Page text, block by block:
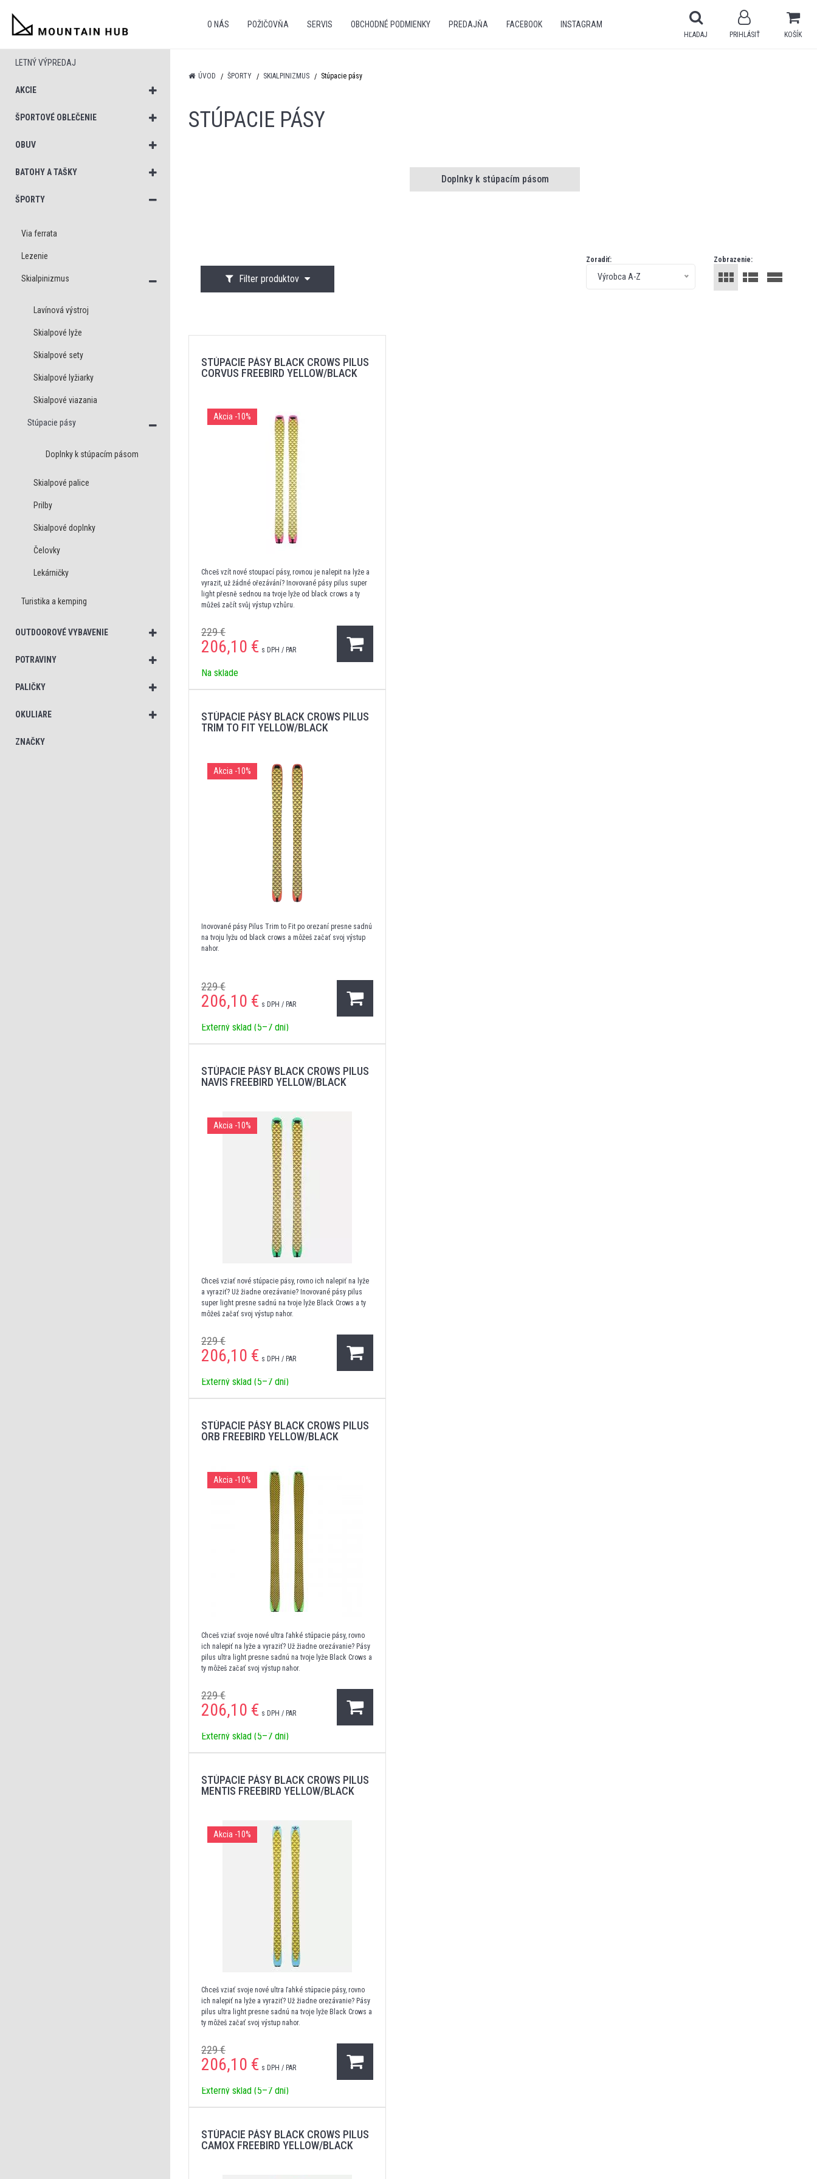
O NÁS POŽIČOVŇA SERVIS OBCHODNÉ PODMIENKY PREDAJŇA FACEBOOK INSTAGRAM
KOŠÍK
PRIHLÁSIŤ
HĽADAJ
LETNÝ VÝPREDAJ
AKCIE
ŠPORTOVÉ OBLEČENIE
OBUV
BATOHY A TAŠKY
ŠPORTY
Via ferrata
Lezenie
Skialpinizmus
Lavínová výstroj
Skialpové lyže
Skialpové sety
Skialpové lyžiarky
Skialpové viazania
Stúpacie pásy
Doplnky k stúpacím pásom
Skialpové palice
Prilby
Skialpové doplnky
Čelovky
Lekárničky
Turistika a kemping
OUTDOOROVÉ VYBAVENIE
POTRAVINY
PALIČKY
OKULIARE
ZNAČKY
ÚVOD ŠPORTY SKIALPINIZMUS Stúpacie pásy
STÚPACIE PÁSY
Doplnky k stúpacím pásom
Filter produktov
Zobrazenie:
Zoradiť:
Výrobca A-Z
STÚPACIE PÁSY BLACK CROWS PILUS
CORVUS FREEBIRD YELLOW/BLACK
Akcia -10%
Chceš vzít nové stoupací pásy, rovnou je nalepit na lyže a
vyrazit, už žádné ořezávání? Inovované pásy pilus super
light přesně sednou na tvoje lyže od black crows a ty
můžeš začít svůj výstup vzhůru.
229 €
206,10 € s DPH / PAR
Na sklade
STÚPACIE PÁSY BLACK CROWS PILUS
TRIM TO FIT YELLOW/BLACK
Akcia -10%
Inovované pásy Pilus Trim to Fit po orezaní presne sadnú
na tvoju lyžu od black crows a môžeš začať svoj výstup
nahor.
229 €
206,10 € s DPH / PAR
Externý sklad (5–7 dní)
STÚPACIE PÁSY BLACK CROWS PILUS
NAVIS FREEBIRD YELLOW/BLACK
Akcia -10%
Chceš vziať nové stúpacie pásy, rovno ich nalepiť na lyže
a vyraziť? Už žiadne orezávanie? Inovované pásy pilus
super light presne sadnú na tvoje lyže Black Crows a ty
môžeš začať svoj výstup nahor.
229 €
206,10 € s DPH / PAR
Externý sklad (5–7 dní)
STÚPACIE PÁSY BLACK CROWS PILUS
ORB FREEBIRD YELLOW/BLACK
Akcia -10%
Chceš vziať svoje nové ultra ľahké stúpacie pásy, rovno
ich nalepiť na lyže a vyraziť? Už žiadne orezávanie? Pásy
pilus ultra light presne sadnú na tvoje lyže Black Crows a
ty môžeš začať svoj výstup nahor.
229 €
206,10 € s DPH / PAR
Externý sklad (5–7 dní)
STÚPACIE PÁSY BLACK CROWS PILUS
MENTIS FREEBIRD YELLOW/BLACK
Akcia -10%
Chceš vziať svoje nové ultra ľahké stúpacie pásy, rovno
ich nalepiť na lyže a vyraziť? Už žiadne orezávanie? Pásy
pilus ultra light presne sadnú na tvoje lyže Black Crows a
ty môžeš začať svoj výstup nahor.
229 €
206,10 € s DPH / PAR
Externý sklad (5–7 dní)
STÚPACIE PÁSY BLACK CROWS PILUS
CAMOX FREEBIRD YELLOW/BLACK